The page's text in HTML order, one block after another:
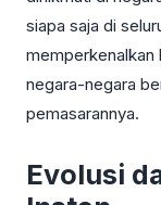
siapa saja di
memperkenalkan
negara-negara
pemasarannya.
Evolusi